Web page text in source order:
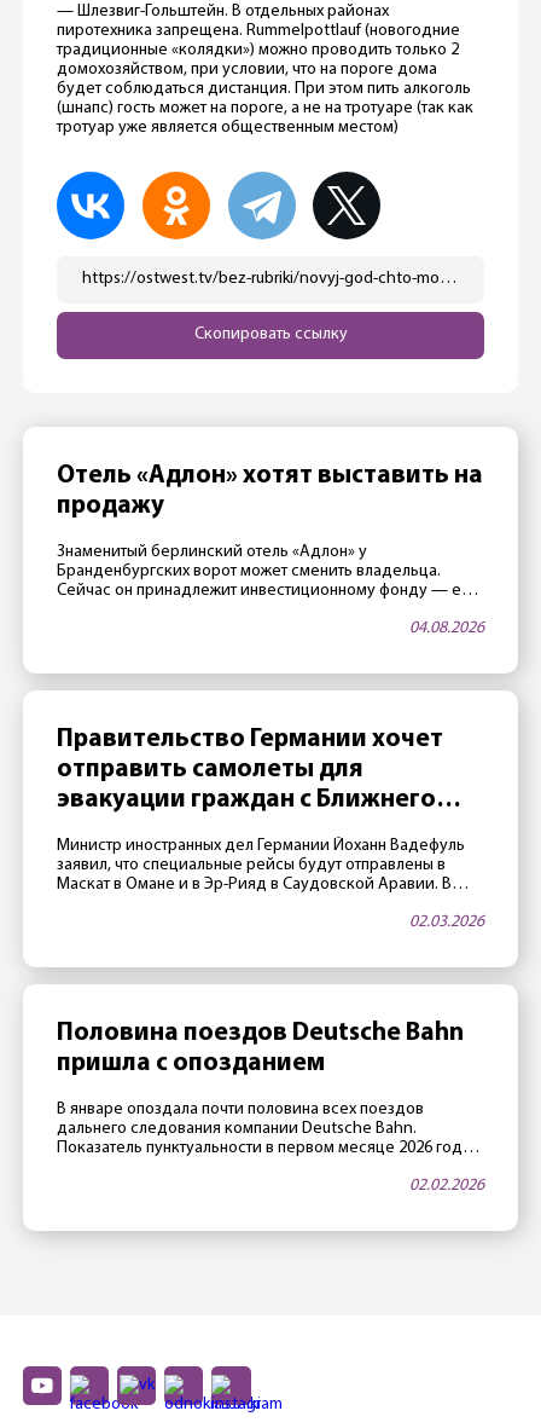
— Шлезвиг-Гольштейн. В отдельных районах
пиротехника запрещена. Rummelpottlauf (новогодние
традиционные «колядки») можно проводить только 2
домохозяйством, при условии, что на пороге дома
будет соблюдаться дистанция. При этом пить алкоголь
(шнапс) гость может на пороге, а не на тротуаре (так как
тротуар уже является общественным местом)
https://ostwest.tv/bez-rubriki/novyj-god-chto-mozhno-a-chto-nelzya/
Скопировать ссылку
Отель «Адлон» хотят выставить на
продажу
Знаменитый берлинский отель «Адлон» у
Бранденбургских ворот может сменить владельца.
Сейчас он принадлежит инвестиционному фонду — его
хотят продать отель. Не последнюю роль играет и
закрытый фонд Fundus-Fund 31. По данным издания
04.08.2026
Правительство Германии хочет
отправить самолеты для
эвакуации граждан с Ближнего
Министр иностранных дел Германии Йоханн Вадефуль
заявил, что специальные рейсы будут отправлены в
Маскат в Омане и в Эр-Рияд в Саудовской Аравии. В
авиакомпания Lufthansa в переговорах с МИД Германии
зарегистрироваться на антикризисном портале ELEFAND
02.03.2026
Половина поездов Deutsche Bahn
пришла с опозданием
В январе опоздала почти половина всех поездов
дальнего следования компании Deutsche Bahn.
Показатель пунктуальности в первом месяце 2026 года
При этом в DB «пунктуальным» считается поезд, который
02.02.2026